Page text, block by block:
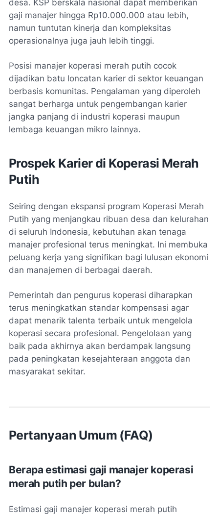
desa. KSP berskala nasional dapat memberikan
gaji manajer hingga Rp10.000.000 atau lebih,
namun tuntutan kinerja dan kompleksitas
operasionalnya juga jauh lebih tinggi.
Posisi manajer koperasi merah putih cocok
dijadikan batu loncatan karier di sektor keuangan
berbasis komunitas. Pengalaman yang diperoleh
sangat berharga untuk pengembangan karier
jangka panjang di industri koperasi maupun
lembaga keuangan mikro lainnya.
Prospek Karier di Koperasi Merah
Putih
Seiring dengan ekspansi program Koperasi Merah
Putih yang menjangkau ribuan desa dan kelurahan
di seluruh Indonesia, kebutuhan akan tenaga
manajer profesional terus meningkat. Ini membuka
peluang kerja yang signifikan bagi lulusan ekonomi
dan manajemen di berbagai daerah.
Pemerintah dan pengurus koperasi diharapkan
terus meningkatkan standar kompensasi agar
dapat menarik talenta terbaik untuk mengelola
koperasi secara profesional. Pengelolaan yang
baik pada akhirnya akan berdampak langsung
pada peningkatan kesejahteraan anggota dan
masyarakat sekitar.
Pertanyaan Umum (FAQ)
Berapa estimasi gaji manajer koperasi
merah putih per bulan?
Estimasi gaji manajer koperasi merah putih